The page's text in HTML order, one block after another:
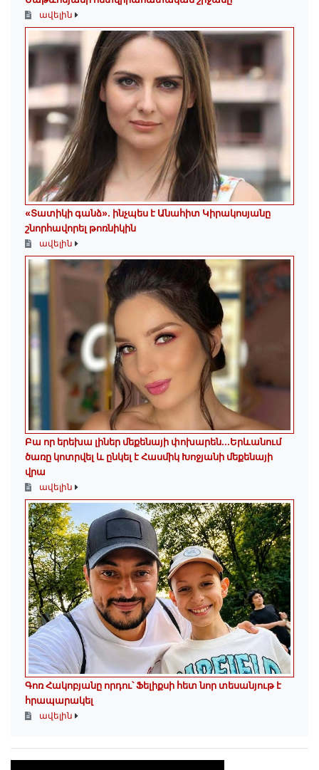
ավելին
«Տատիկի գանձ». ինչպես է Անահիտ Կիրակոսյանը
շնորհավորել թոռնիկին
ավելին
Բա որ երեխա լիներ մեքենայի փոխարեն...Երևանում
ծառը կոտրվել և ընկել է Հասմիկ Խոջյանի մեքենայի
վրա
ավելին
Գոռ Հակոբյանը որդու՝ Ֆելիքսի հետ նոր տեսանյութ է
հրապարակել
ավելին